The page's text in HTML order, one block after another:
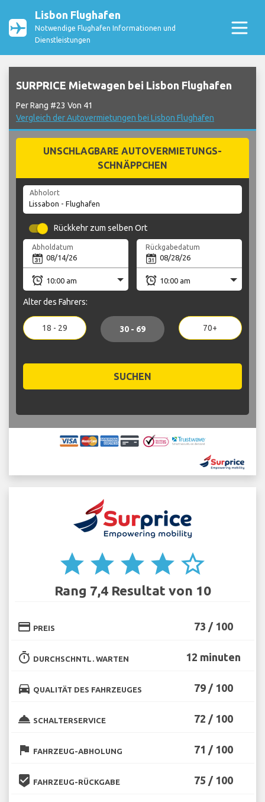
Lisbon Flughafen
Notwendige Flughafen Informationen und
Dienstleistungen
SURPRICE Mietwagen bei Lisbon Flughafen
Per Rang #23 Von 41
Vergleich der Autovermietungen bei Lisbon Flughafen
UNSCHLAGBARE AUTOVERMIETUNGS-
SCHNÄPPCHEN
Abholort
Rückkehr zum selben Ort
Abholdatum Rückgabedatum
Alter des Fahrers:
18 - 29 30 - 69 70+
SUCHEN
star star star star star_border
Rang 7,4 Resultat von 10
credit_card PREIS 73 / 100
timer DURCHSCHNTL. WARTEN 12 minuten
directions_car QUALITÄT DES FAHRZEUGES 79 / 100
room_service SCHALTERSERVICE 72 / 100
flag FAHRZEUG-ABHOLUNG 71 / 100
beenhere FAHRZEUG-RÜCKGABE 75 / 100